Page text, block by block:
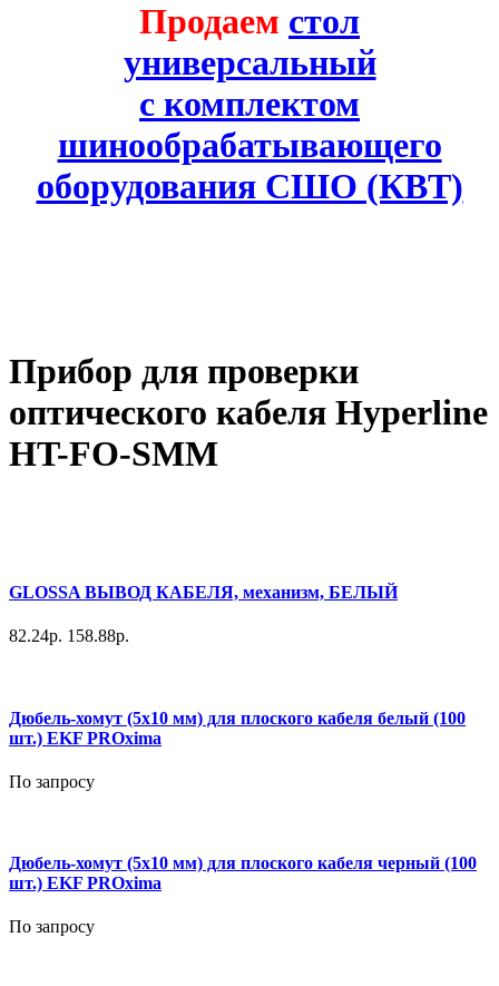
Продаем стол
универсальный
с комплектом
шинообрабатывающего
оборудования СШО (КВТ)
Прибор для проверки
оптического кабеля Hyperline
HT-FO-SMM
GLOSSA ВЫВОД КАБЕЛЯ, механизм, БЕЛЫЙ
82.24р. 158.88р.
Дюбель-хомут (5х10 мм) для плоского кабеля белый (100
шт.) EKF PROxima
По запросу
Дюбель-хомут (5х10 мм) для плоского кабеля черный (100
шт.) EKF PROxima
По запросу